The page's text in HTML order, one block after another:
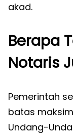
akad.
Berapa
Notaris
Pemerintah
batas
Undang-